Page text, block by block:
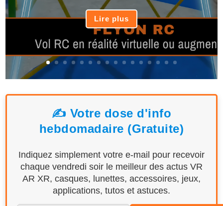
Lire plus
✍️ Votre dose d'info
hebdomadaire (Gratuite)
Indiquez simplement votre e-mail pour recevoir
chaque vendredi soir le meilleur des actus VR
AR XR, casques, lunettes, accessoires, jeux,
applications, tutos et astuces.